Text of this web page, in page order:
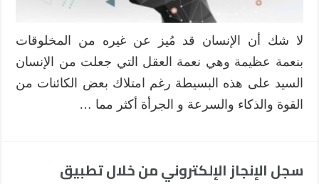
لا شك أن الإنسان قد مُيز عن غيره من المخلوقات
بنعمة عظيمة وهي نعمة العقل التي جعلت من الإنسان
السيد على هذه البسيطة رغم امتلاك بعض الكائنات من
القوة والذكاء والسرعة و الجرأة أكثر مما …
سجل الإنجاز الإلكتروني من خلال تطبيق